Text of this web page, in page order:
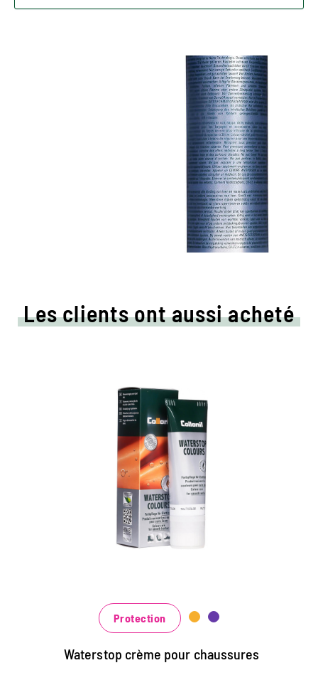
Les clients ont aussi acheté
Crème de couleur colorée
et d'imprégnation
Maintient tous les matériaux de cuir lisse et
de haute technologie avec effet
d'imprégnation
bleu, vert et rouge
Protection
Waterstop crème pour chaussures